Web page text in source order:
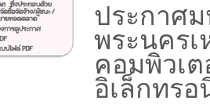
ประกาศ
พระนครเ
คอมพิวเ
อิเล็กทรอ